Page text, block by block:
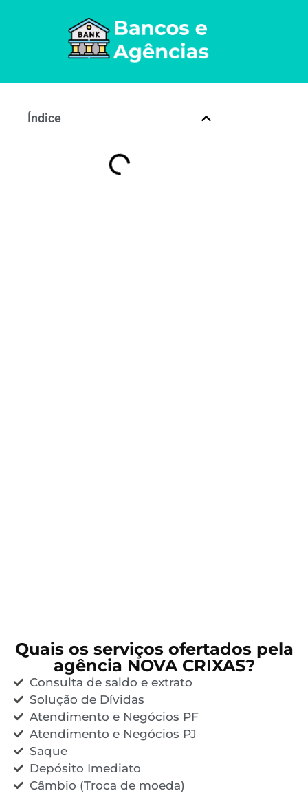
Índice
Quais os serviços ofertados pela
agência NOVA CRIXAS?
Consulta de saldo e extrato
Solução de Dívidas
Atendimento e Negócios PF
Atendimento e Negócios PJ
Saque
Depósito Imediato
Câmbio (Troca de moeda)